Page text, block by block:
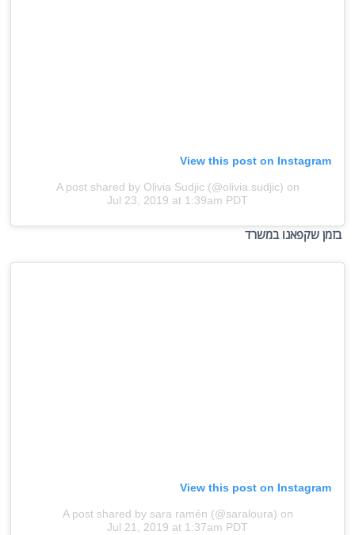
View this post on Instagram
A post shared by Olivia Sudjic (@olivia.sudjic) on
Jul 23, 2019 at 1:39am PDT
בזמן שקפאנו במשרד
View this post on Instagram
A post shared by sara ramén (@saraloura) on
Jul 21, 2019 at 1:37am PDT